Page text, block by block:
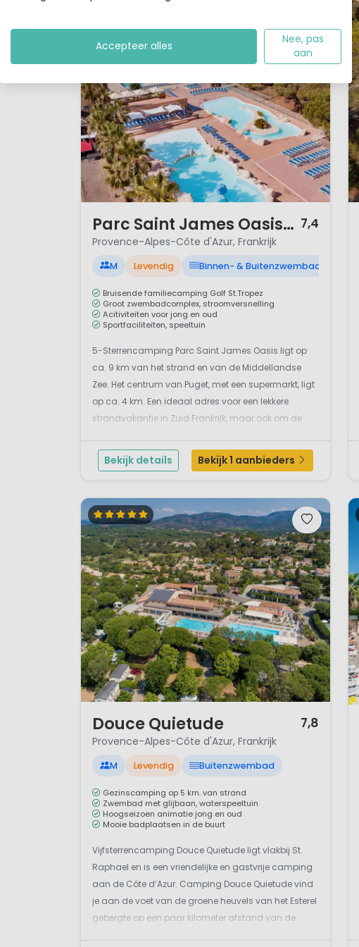
Wikipedia over de Provence
Parc Saint James Oasis Village 7,4
Provence-Alpes-Côte d'Azur, Frankrijk
M Levendig Binnen- & Buitenzwembad
Bruisende familiecamping Golf St.Tropez
Groot zwembadcomplex, stroomversnelling
Acitiviteiten voor jong en oud
Sportfaciliteiten, speeltuin
5-Sterrencamping Parc Saint James Oasis ligt op
ca. 9 km van het strand en van de Middellandse
Zee. Het centrum van Puget, met een supermarkt, ligt
op ca. 4 km. Een ideaal adres voor een lekkere
strandvakantie in Zuid Frankrijk, maar ook om de
Vanuit Puget zit je in een kwartiertje rijden in de leve...
Bekijk details Bekijk 1 aanbieders
Douce Quietude 7,8
Provence-Alpes-Côte d'Azur, Frankrijk
M Levendig Buitenzwembad
Gezinscamping op 5 km. van strand
Zwembad met glijbaan, waterspeeltuin
Hoogseizoen animatie jong en oud
Mooie badplaatsen in de buurt
Vijfsterrencamping Douce Quietude ligt vlakbij St.
Raphael en is een vriendelijke en gastvrije camping
aan de Côte d’Azur. Camping Douce Quietude vind
je aan de voet van de groene heuvels van het Esterel
gebergte op een paar kilometer afstand van de
Accepteer alles
Nee, pas
aan